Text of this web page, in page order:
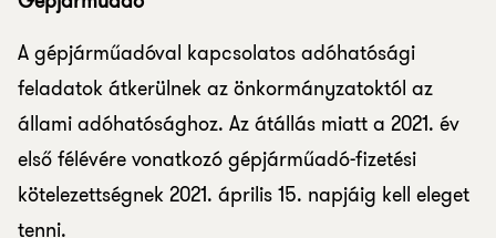
A gépjárműadóval kapcsolatos adóhatósági
feladatok átkerülnek az önkormányzatoktól az
állami adóhatósághoz. Az átállás miatt a 2021. év
első félévére vonatkozó gépjárműadó-fizetési
kötelezettségnek 2021. április 15. napjáig kell eleget
tenni.